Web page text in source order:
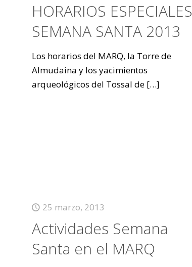
HORARIOS ESPECIALES
SEMANA SANTA 2013
Los horarios del MARQ, la Torre de
Almudaina y los yacimientos
arqueológicos del Tossal de[…]
25 marzo, 2013
Actividades Semana
Santa en el MARQ